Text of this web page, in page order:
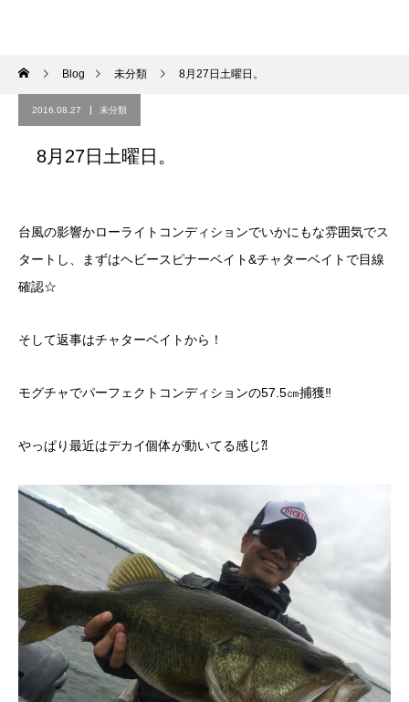
Blog 未分類 8月27日土曜日。
2016.08.27 未分類
8月27日土曜日。
台風の影響かローライトコンディションでいかにもな雰囲気でス
タートし、まずはヘビースピナーベイト&チャターベイトで目線
確認☆
そして返事はチャターベイトから！
モグチャでパーフェクトコンディションの57.5㎝捕獲‼︎
やっぱり最近はデカイ個体が動いてる感じ⁈